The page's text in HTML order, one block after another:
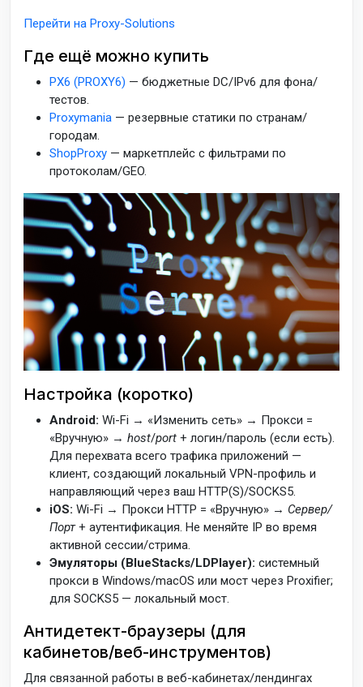
Перейти на Proxy-Solutions
Где ещё можно купить
PX6 (PROXY6) — бюджетные DC/IPv6 для фона/
тестов.
Proxymania — резервные статики по странам/
городам.
ShopProxy — маркетплейс с фильтрами по
протоколам/GEO.
Настройка (коротко)
Android: Wi-Fi → «Изменить сеть» → Прокси =
«Вручную» → host/port + логин/пароль (если есть).
Для перехвата всего трафика приложений —
клиент, создающий локальный VPN-профиль и
направляющий через ваш HTTP(S)/SOCKS5.
iOS: Wi-Fi → Прокси HTTP = «Вручную» → Сервер/
Порт+ аутентификация. Не меняйте IP во время
активной сессии/стрима.
Эмуляторы (BlueStacks/LDPlayer): системный
прокси в Windows/macOS или мост через Proxifier;
для SOCKS5 — локальный мост.
Антидетект-браузеры (для
кабинетов/веб-инструментов)
Для связанной работы в веб-кабинетах/лендингах